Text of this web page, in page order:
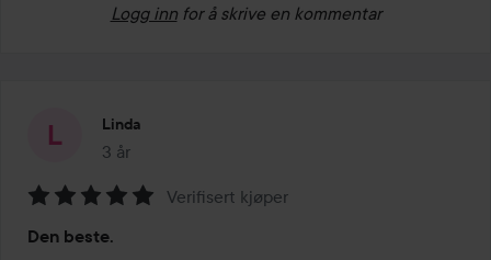
Logg inn for å skrive en kommentar
Linda
3 år
Innlegget ble opprettet 3 år
5
Verifisert kjøper
Den beste.